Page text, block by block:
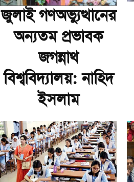
জুলাই গণঅভ্যুত্থানের
অন্যতম প্রভাবক
জগন্নাথ
বিশ্ববিদ্যালয়: নাহিদ
ইসলাম